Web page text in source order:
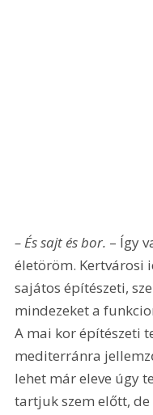
– És sajt és bor. – Így
életöröm. Kertvárosi
sajátos építészeti,
mindezeket a
A mai kor építészeti
mediterránra
lehet már eleve úgy
tartjuk szem előtt,